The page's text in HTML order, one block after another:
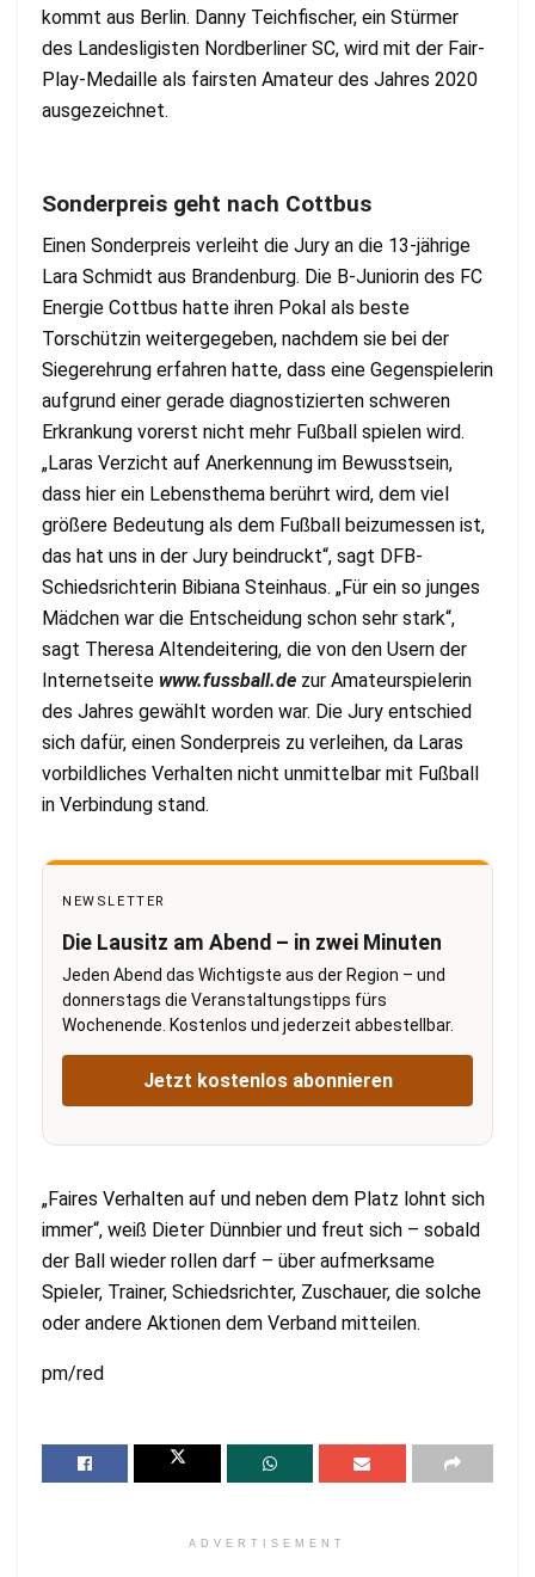
kommt aus Berlin. Danny Teichfischer, ein Stürmer
des Landesligisten Nordberliner SC, wird mit der Fair-
Play-Medaille als fairsten Amateur des Jahres 2020
ausgezeichnet.
Sonderpreis geht nach Cottbus
Einen Sonderpreis verleiht die Jury an die 13-jährige
Lara Schmidt aus Brandenburg. Die B-Juniorin des FC
Energie Cottbus hatte ihren Pokal als beste
Torschützin weitergegeben, nachdem sie bei der
Siegerehrung erfahren hatte, dass eine Gegenspielerin
aufgrund einer gerade diagnostizierten schweren
Erkrankung vorerst nicht mehr Fußball spielen wird.
„Laras Verzicht auf Anerkennung im Bewusstsein,
dass hier ein Lebensthema berührt wird, dem viel
größere Bedeutung als dem Fußball beizumessen ist,
das hat uns in der Jury beindruckt“, sagt DFB-
Schiedsrichterin Bibiana Steinhaus. „Für ein so junges
Mädchen war die Entscheidung schon sehr stark“,
sagt Theresa Altendeitering, die von den Usern der
Internetseite www.fussball.de zur Amateurspielerin
des Jahres gewählt worden war. Die Jury entschied
sich dafür, einen Sonderpreis zu verleihen, da Laras
vorbildliches Verhalten nicht unmittelbar mit Fußball
in Verbindung stand.
NEWSLETTER
Die Lausitz am Abend – in zwei Minuten
Jeden Abend das Wichtigste aus der Region – und
donnerstags die Veranstaltungstipps fürs
Wochenende. Kostenlos und jederzeit abbestellbar.
Jetzt kostenlos abonnieren
„Faires Verhalten auf und neben dem Platz lohnt sich
immer“, weiß Dieter Dünnbier und freut sich – sobald
der Ball wieder rollen darf – über aufmerksame
Spieler, Trainer, Schiedsrichter, Zuschauer, die solche
oder andere Aktionen dem Verband mitteilen.
pm/red
ADVERTISEMENT